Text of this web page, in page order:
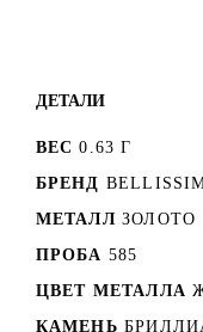
ДЕТАЛИ
ВЕС 0.63 Г
БРЕНД
МЕТАЛЛ ЗОЛОТО
ПРОБА 585
ЦВЕТ МЕТАЛЛА
КАМЕНЬ